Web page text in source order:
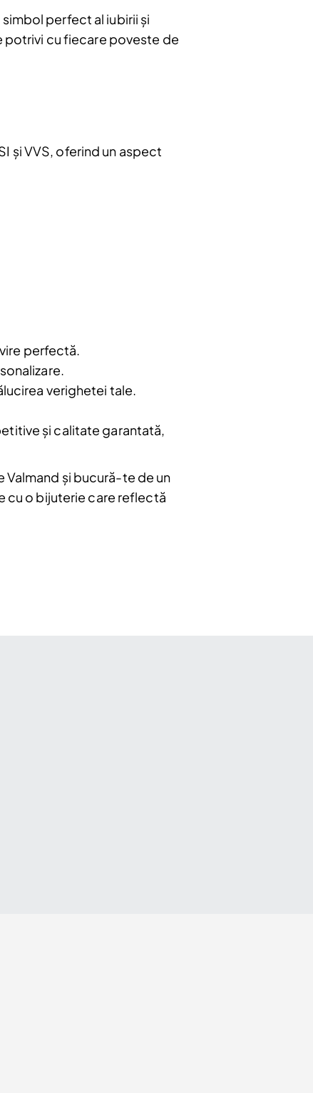
perfect al iubirii și
potrivi cu fiecare poveste de
și VVS, oferind un aspect
perfectă.
verighetei tale.
și calitate garantată,
Valmand și bucură-te de un
cu o bijuterie care reflectă